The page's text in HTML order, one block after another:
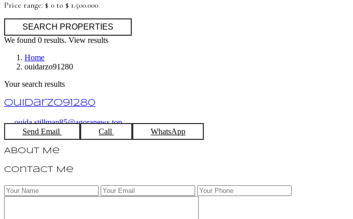
Price range: $ 0 to $ 1.500.000
We found 0 results. View results
Home
ouidarzo91280
Your search results
ouidarzo91280
ouida.stillman85@agoranews.top
Send Email
Call WhatsApp
About Me
Contact Me